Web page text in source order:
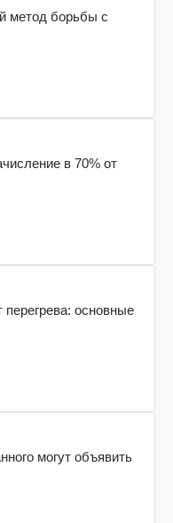
метод борьбы с
в 70% от
перегрева: основные
могут объявить